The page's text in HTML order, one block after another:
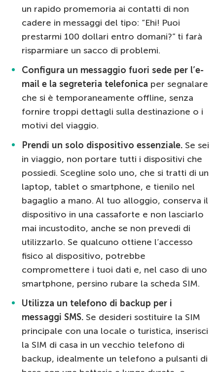
un rapido promemoria ai contatti di non
cadere in messaggi del tipo: “Ehi! Puoi
prestarmi 100 dollari entro domani?” ti farà
risparmiare un sacco di problemi.
Configura un messaggio fuori sede per l’e-
mail e la segreteria telefonica per segnalare
che si è temporaneamente offline, senza
fornire troppi dettagli sulla destinazione o i
motivi del viaggio.
Prendi un solo dispositivo essenziale. Se sei
in viaggio, non portare tutti i dispositivi che
possiedi. Scegline solo uno, che si tratti di un
laptop, tablet o smartphone, e tienilo nel
bagaglio a mano. Al tuo alloggio, conserva il
dispositivo in una cassaforte e non lasciarlo
mai incustodito, anche se non prevedi di
utilizzarlo. Se qualcuno ottiene l’accesso
fisico al dispositivo, potrebbe
compromettere i tuoi dati e, nel caso di uno
smartphone, persino rubare la scheda SIM.
Utilizza un telefono di backup per i
messaggi SMS. Se desideri sostituire la SIM
principale con una locale o turistica, inserisci
la SIM di casa in un vecchio telefono di
backup, idealmente un telefono a pulsanti di